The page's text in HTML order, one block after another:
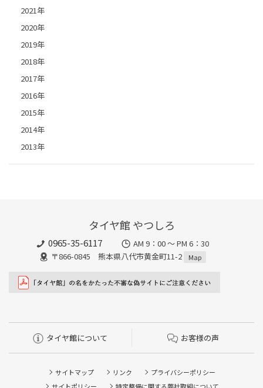
2021年
2020年
2019年
2018年
2017年
2016年
2015年
2014年
2013年
タイヤ館 やつしろ
0965-35-6117
AM 9：00 ～ PM 6：30
〒866-0845 熊本県八代市黄金町11-2
Map
タイヤ館について お客様の声
サイトマップ リンク
プライバシーポリシー